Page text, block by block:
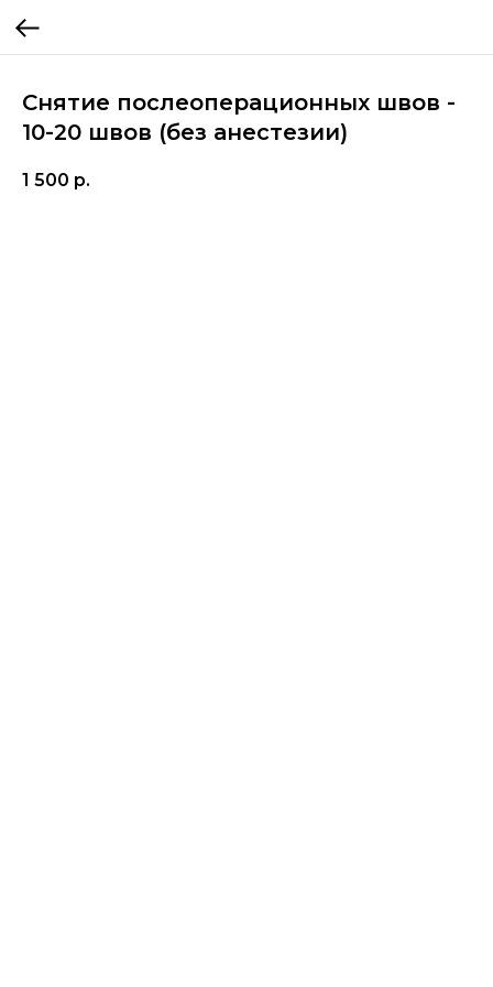
Снятие послеоперационных швов -
10-20 швов (без анестезии)
1 500 р.